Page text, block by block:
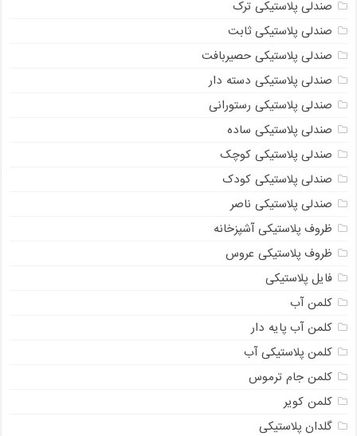
صندلی پلاستیکی ترک
صندلی پلاستیکی ثابت
صندلی پلاستیکی حصیربافت
صندلی پلاستیکی دسته دار
صندلی پلاستیکی رستورانی
صندلی پلاستیکی ساده
صندلی پلاستیکی کوچک
صندلی پلاستیکی کودک
صندلی پلاستیکی ناصر
ظروف پلاستیکی آشپزخانه
ظروف پلاستیکی عروس
فایل پلاستیکی
کلمن آب
کلمن آب پایه دار
کلمن پلاستیکی آب
کلمن جام ترموس
کلمن کویر
گلدان پلاستیکی